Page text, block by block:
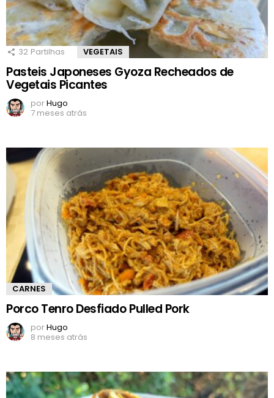
32 Partilhas VEGETAIS
Pasteis Japoneses Gyoza Recheados de
Vegetais Picantes
porHugo
7 meses atrás
CARNES
Porco Tenro Desfiado Pulled Pork
porHugo
8 meses atrás